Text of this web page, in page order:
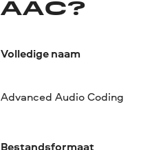
AAC?
Volledige naam
Advanced Audio Coding
Bestandsformaat